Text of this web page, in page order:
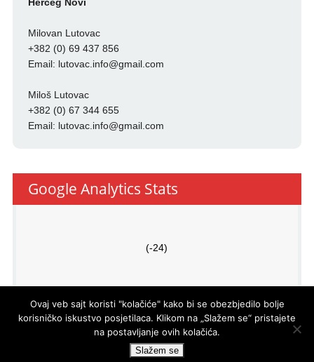
Herceg Novi
Milovan Lutovac
+382 (0) 69 437 856
Email: lutovac.info@gmail.com
Miloš Lutovac
+382 (0) 67 344 655
Email: lutovac.info@gmail.com
Google Analytics Stats
(-24)
- DEVELOPED BYPRO
POWERED BYWP DEV SHED
Ovaj veb sajt koristi "kolačiće" kako bi se obezbjedilo bolje
korisničko iskustvo posjetilaca. Klikom na „Slažem se“ pristajete
na postavljanje ovih kolačića.
Slažem se